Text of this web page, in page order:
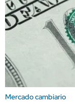
Mercado cambiario